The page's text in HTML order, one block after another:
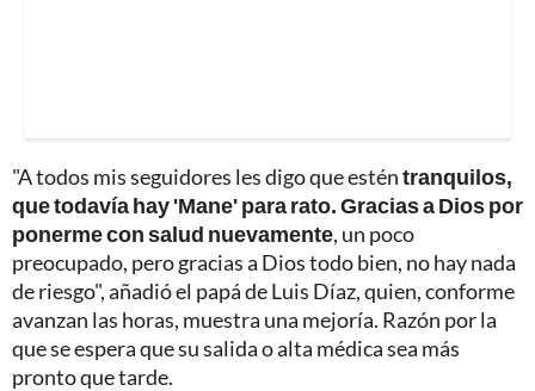
"A todos mis seguidores les digo que esténtranquilos,
que todavía hay 'Mane' para rato. Gracias a Dios por
ponerme con salud nuevamente, un poco
preocupado, pero gracias a Dios todo bien, no hay nada
de riesgo", añadió el papá de Luis Díaz, quien, conforme
avanzan las horas, muestra una mejoría. Razón por la
que se espera que su salida o alta médica sea más
pronto que tarde.